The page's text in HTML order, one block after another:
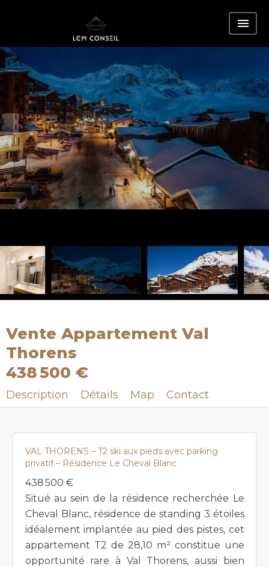
Vente Appartement Val
Thorens
438 500 €
Description Détails Map Contact
VAL THORENS – T2 ski aux pieds avec parking
privatif – Résidence Le Cheval Blanc
438 500 €
Situé au sein de la résidence recherchée Le
Cheval Blanc, résidence de standing 3 étoiles
idéalement implantée au pied des pistes, cet
appartement T2 de 28,10 m² constitue une
opportunité rare à Val Thorens, aussi bien